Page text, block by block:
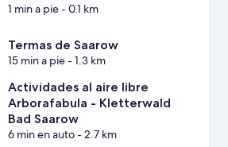
1 min a pie- 0.1 km
Termas de Saarow
15 min a pie- 1.3 km
Actividades al aire libre
Arborafabula - Kletterwald
Bad Saarow
6 min en auto- 2.7 km